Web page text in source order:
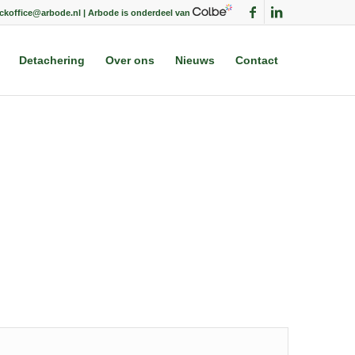
| Arbode is onderdeel van
Detachering Over ons Nieuws Contact